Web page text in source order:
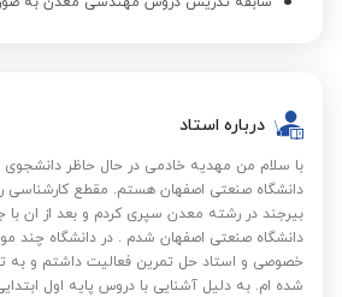
درباره استاد
با سلام من مهدیه خادمی در حال حاظر
دانشگاه صنعتی اصفهان هستم. مقطع کارشناسی
بیرجند در رشته معدن سپری کردم و بعد از ان با
دانشگاه صنعتی اصفهان شدم . در دانشگاه چند
خصوصی و استاد حل تمرین فعالیت داشتم و به
شده ام. به دلیل آشنایی با دروس پایه اول